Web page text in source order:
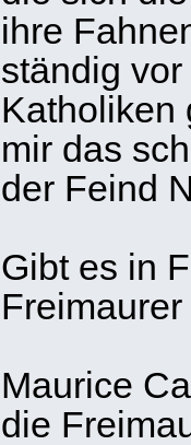
ihre
ständig
Katholiken
mir das
der Feind
Gibt es in
Maurice
die